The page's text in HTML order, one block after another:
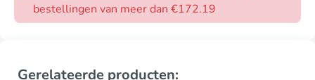
bestellingen van meer dan €172.19
Gerelateerde producten: